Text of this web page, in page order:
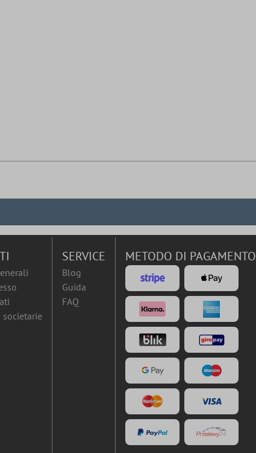
SERVICE
Blog
Guida
FAQ
METODO DI PAGAMENTO